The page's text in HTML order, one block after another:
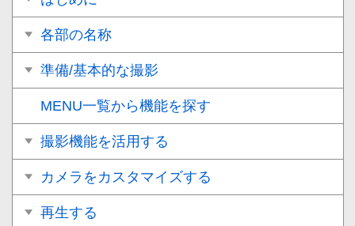
各部の名称
準備/基本的な撮影
MENU一覧から機能を探す
撮影機能を活用する
カメラをカスタマイズする
再生する